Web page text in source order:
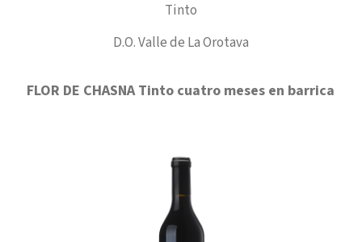
Tinto
D.O. Valle de La Orotava
FLOR DE CHASNA Tinto cuatro meses en barrica